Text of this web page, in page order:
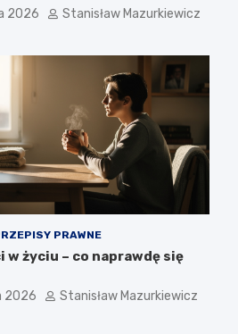
2026 Stanisław Mazurkiewicz
PRAWNE
w życiu – co naprawdę się
2026 Stanisław Mazurkiewicz